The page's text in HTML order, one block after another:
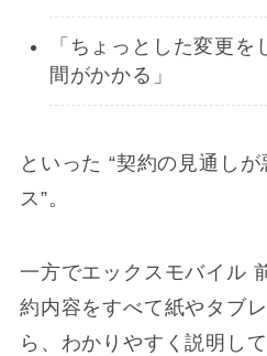
「ちょっとした変更
間がかかる」
といった “契約の見通し
ス”。
一方でエックスモバイル
約内容をすべて紙やタブ
ら、わかりやすく説明し